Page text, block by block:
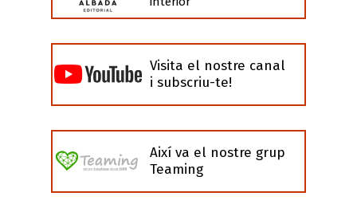
Visita el nostre canal
i subscriu-te!
Així va el nostre grup
Teaming